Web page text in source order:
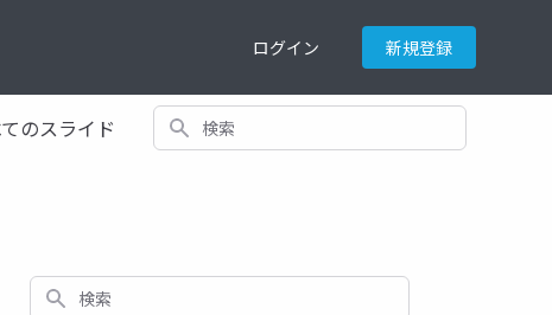
ログイン 新規登録
のスライド 検索
検索